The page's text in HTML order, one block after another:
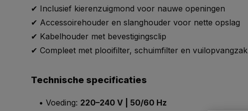
✔ Inclusief kierenzuigmond voor nauwe openingen
✔ Accessoirehouder en slanghouder voor nette opslag
✔ Kabelhouder met bevestigingsclip
✔ Compleet met plooifilter, schuimfilter en vuilopvangzak
Technische specificaties
• Voeding: 220–240 V | 50/60 Hz